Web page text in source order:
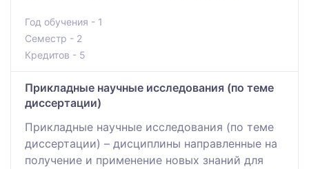
Год обучения - 1
Семестр - 2
Кредитов - 5
Прикладные научные исследования (по теме
диссертации)
Прикладные научные исследования (по теме
диссертации) – дисциплины направленные на
получение и применение новых знаний для